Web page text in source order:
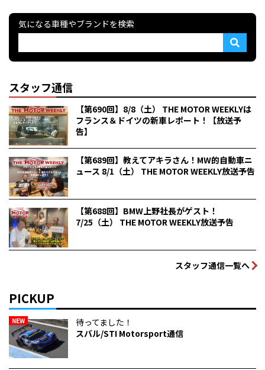
気になる車種やブランドを検索
スタッフ通信
【第690回】8/8（土） THE MOTOR WEEKLYは
フランス＆ドイツの新車レポート！【放送予
告】
【第689回】教えてアキラさん！MW的自動車ニ
ュース 8/1（土） THE MOTOR WEEKLY放送予告
【第688回】BMW上野社長がゲスト！
7/25（土） THE MOTOR WEEKLY放送予告
スタッフ通信一覧へ
PICKUP
NEW
待ってました！
スバル/STI Motorsport通信